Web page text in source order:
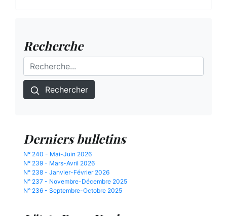
Recherche
Rechercher
Derniers bulletins
N° 240 - Mai-Juin 2026
N° 239 - Mars-Avril 2026
N° 238 - Janvier-Février 2026
N° 237 - Novembre-Décembre 2025
N° 236 - Septembre-Octobre 2025